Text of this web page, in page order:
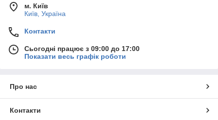
націнок і гарантія 12–18 місяців.
Професійна консультація
оптимальну комплектацію для вашого бізнесу.
сьогодні — обирайте складську техніку в
гарантією та можливістю самостійного вивозу.
м. Київ
Київ, Україна
Контакти
Сьогодні працює з 09:00 до 17:00
Показати весь графік роботи
Про нас
Контакти